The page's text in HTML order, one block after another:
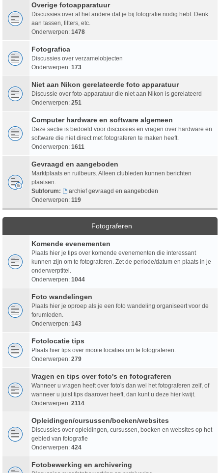
Overige fotoapparatuur
Discussies over al het andere dat je bij fotografie nodig hebt. Denk
aan tassen, filters, etc.
Onderwerpen: 1478
Fotografica
Discussies over verzamelobjecten
Onderwerpen: 173
Niet aan Nikon gerelateerde foto apparatuur
Discussie over foto-apparatuur die niet aan Nikon is gerelateerd
Onderwerpen: 251
Computer hardware en software algemeen
Deze sectie is bedoeld voor discussies en vragen over hardware en
software die niet direct met fotograferen te maken heeft.
Onderwerpen: 1611
Gevraagd en aangeboden
Marktplaats en ruilbeurs. Alleen clubleden kunnen berichten
plaatsen.
Subforum:
archief gevraagd en aangeboden
Onderwerpen: 119
Fotograferen
Komende evenementen
Plaats hier je tips over komende evenementen die interessant
kunnen zijn om te fotograferen. Zet de periode/datum en plaats in je
onderwerptitel.
Onderwerpen: 1044
Foto wandelingen
Plaats hier je oproep als je een foto wandeling organiseert voor de
forumleden.
Onderwerpen: 143
Fotolocatie tips
Plaats hier tips over mooie locaties om te fotograferen.
Onderwerpen: 279
Vragen en tips over foto's en fotograferen
Wanneer u vragen heeft over foto's dan wel het fotograferen zelf, of
wanneer u juist tips daarover heeft, dan kunt u deze hier kwijt.
Onderwerpen: 2114
Opleidingen/cursussen/boeken/websites
Discussies over opleidingen, cursussen, boeken en websites op het
gebied van fotografie
Onderwerpen: 424
Fotobewerking en archivering